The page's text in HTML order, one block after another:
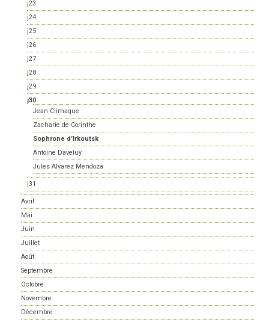
j23
j24
j25
j26
j27
j28
j29
j30
Jean Climaque
Zacharie de Corinthe
Sophrone d'Irkoutsk
Antoine Daveluy
Jules Alvarez Mendoza
j31
Avril
Mai
Juin
Juillet
Août
Septembre
Octobre
Novembre
Décembre